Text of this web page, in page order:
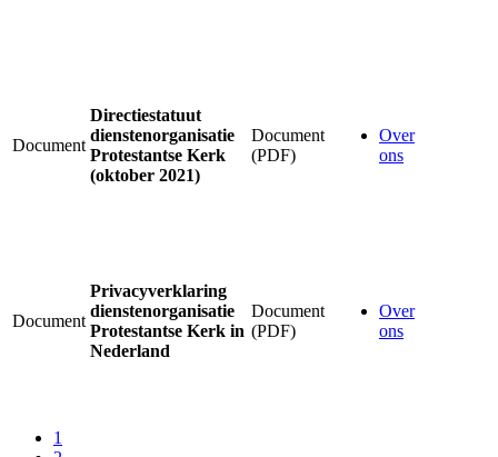
Document
Directiestatuut
dienstenorganisatie
Protestantse Kerk
(oktober 2021)
Document
(PDF)
Over
ons
Document
Privacyverklaring
dienstenorganisatie
Protestantse Kerk in
Nederland
Document
(PDF)
Over
ons
1